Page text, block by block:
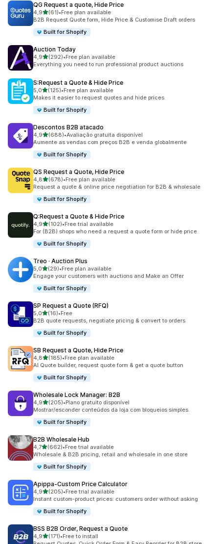
QG Request a quote, Hide Price
4,9de 5 estrelas
(61)
61 total de avaliações
•Free plan available
B2B Request Quote form, Hide Price & Customise Draft orders
Built for Shopify
Auction Today
4,9de 5 estrelas
(292)
292 total de avaliações
•Free plan available
Everything you need to run professional product auctions
S:Request a Quote & Hide Price
5,0de 5 estrelas
(125)
125 total de avaliações
•Free plan available
Makes it easier to request quotes and hide prices.
Built for Shopify
Descontos B2B atacado
4,9de 5 estrelas
(688)
688 total de avaliações
•Avaliação gratuita disponível
Aumente as vendas com preços B2B e venda globalmente
Built for Shopify
QS Request a Quote, Hide Price
4,8de 5 estrelas
(678)
678 total de avaliações
•Free plan available
Request a quote & online price negotiation for B2B & wholesale
Built for Shopify
Q:Request a Quote & Hide Price
4,9de 5 estrelas
(102)
102 total de avaliações
•Free trial available
For (B2B) shops who need a request a quote form or hide price
Built for Shopify
Treo · Auction Plus
5,0de 5 estrelas
(29)
29 total de avaliações
•Free plan available
Engage your customers with auctions and Make an Offer
Built for Shopify
SP Request a Quote (RFQ)
5,0de 5 estrelas
(16)
16 total de avaliações
•Free
B2B quote requests, negotiate pricing & convert to orders
Built for Shopify
SB Request a Quote, Hide Price
4,8de 5 estrelas
(185)
185 total de avaliações
•Free plan available
AI Quote builder, request quote form & get a quote button
Built for Shopify
Wholesale Lock Manager: B2B
4,9de 5 estrelas
(205)
205 total de avaliações
•Plano gratuito disponível
Mostrar/esconder conteúdos da loja com bloqueios simples.
Built for Shopify
B2B Wholesale Hub
4,7de 5 estrelas
(662)
662 total de avaliações
•Free trial available
Wholesale & B2B pricing, retail and wholesale in one store
Built for Shopify
Apippa‑Custom Price Calculator
4,9de 5 estrelas
(205)
205 total de avaliações
•Free trial available
Instant custom-product prices: customers order without asking
Built for Shopify
BSS B2B Order, Request a Quote
4,9de 5 estrelas
(171)
171 total de avaliações
•Free to install